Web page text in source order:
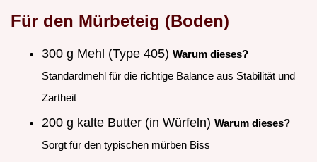
Für den Mürbeteig (Boden)
300 g Mehl (Type 405) Warum dieses?
Standardmehl für die richtige Balance aus Stabilität und
Zartheit
200 g kalte Butter (in Würfeln) Warum dieses?
Sorgt für den typischen mürben Biss